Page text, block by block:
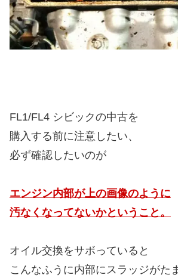
FL1/FL4 シビックの中古を
購入する前に注意したい、
必ず確認したいのが
エンジン内部が上の画像のように
汚なくなってないかということ。
オイル交換をサボっていると
こんなふうに内部にスラッジがた